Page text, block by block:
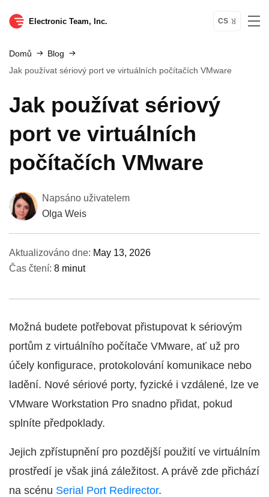
Electronic Team, Inc. CS
Domů
Blog
Jak používat sériový port ve virtuálních počítačích VMware
Jak používat sériový
port ve virtuálních
počítačích VMware
Napsáno uživatelem
Olga Weis
Aktualizováno dne: May 13, 2026
Čas čtení: 8 minut
Možná budete potřebovat přistupovat k sériovým
portům z virtuálního počítače VMware, ať už pro
účely konfigurace, protokolování komunikace nebo
ladění. Nové sériové porty, fyzické i vzdálené, lze ve
VMware Workstation Pro snadno přidat, pokud
splníte předpoklady.
Jejich zpřístupnění pro pozdější použití ve virtuálním
prostředí je však jiná záležitost. A právě zde přichází
na scénu Serial Port Redirector.